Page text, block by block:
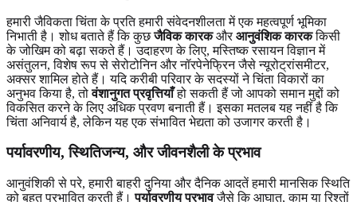
हमारी जैविकता चिंता के प्रति हमारी संवेदनशीलता में एक महत्वपूर्ण भूमिका
निभाती है। शोध बताते हैं कि कुछजैविक कारकऔरआनुवंशिक कारककिसी
के जोखिम को बढ़ा सकते हैं। उदाहरण के लिए, मस्तिष्क रसायन विज्ञान में
असंतुलन, विशेष रूप से सेरोटोनिन और नॉरपेनेफ्रिन जैसे न्यूरोट्रांसमीटर,
अक्सर शामिल होते हैं। यदि करीबी परिवार के सदस्यों ने चिंता विकारों का
अनुभव किया है, तोवंशानुगत प्रवृत्तियाँहो सकती हैं जो आपको समान मुद्दों को
विकसित करने के लिए अधिक प्रवण बनाती हैं। इसका मतलब यह नहीं है कि
चिंता अनिवार्य है, लेकिन यह एक संभावित भेद्यता को उजागर करती है।
पर्यावरणीय, स्थितिजन्य, और जीवनशैली के प्रभाव
आनुवंशिकी से परे, हमारी बाहरी दुनिया और दैनिक आदतें हमारी मानसिक स्थिति
को बहुत प्रभावित करती हैं।पर्यावरणीय प्रभावजैसे कि आघात, काम या रिश्तों